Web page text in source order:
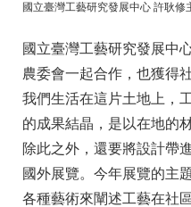
國立臺灣工藝研究發展中心 許耿修
國立臺灣工藝研究發展中
農委會一起合作，也獲得
我們生活在這片土地上，
的成果結晶，是以在地的
除此之外，還要將設計帶
國外展覽。今年展覽的主
各種藝術來闡述工藝在社